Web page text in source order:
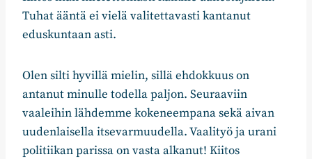
Tuhat ääntä ei vielä valitettavasti kantanut
eduskuntaan asti.
Olen silti hyvillä mielin, sillä ehdokkuus on
antanut minulle todella paljon. Seuraaviin
vaaleihin lähdemme kokeneempana sekä aivan
uudenlaisella itsevarmuudella. Vaalityö ja urani
politiikan parissa on vasta alkanut! Kiitos